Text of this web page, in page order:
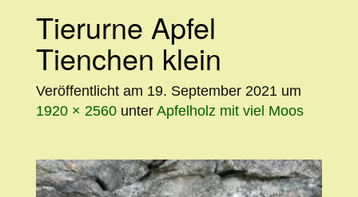
Tierurne Apfel
Tienchen klein
Veröffentlicht am 19. September 2021 um
1920 × 2560 unter Apfelholz mit viel Moos